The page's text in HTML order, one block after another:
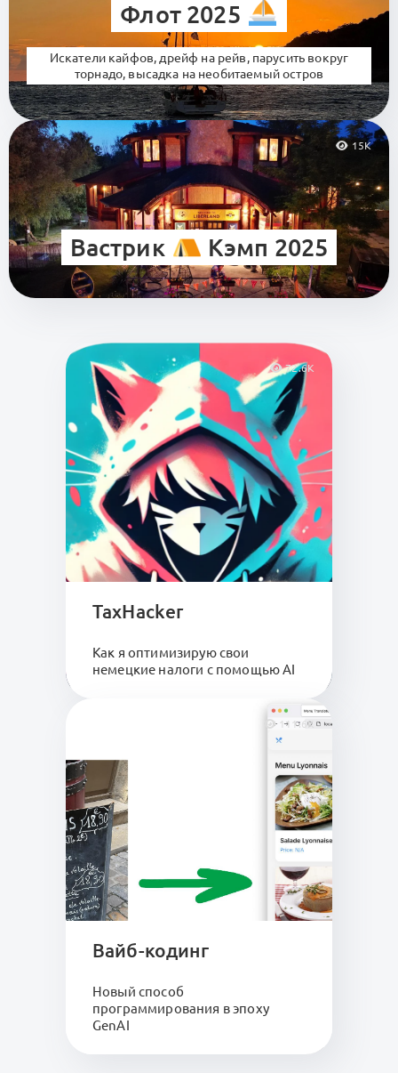
Флот 2025
Искатели кайфов, дрейф на рейв, парусить вокруг
торнадо, высадка на необитаемый остров
15K
Вастрик Кэмп 2025
72.6K
TaxHacker
Как я оптимизирую свои
немецкие налоги с помощью AI
111.6K
Вайб-кодинг
Новый способ
программирования в эпоху
GenAI